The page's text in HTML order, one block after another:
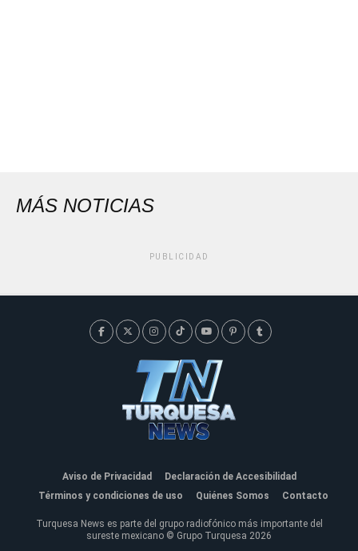
MÁS NOTICIAS
PUBLICIDAD
Aviso de Privacidad
Declaración de Accesibilidad
Términos y condiciones de uso
Quiénes Somos Contacto
Turquesa News es parte del grupo radiofónico más importante del
sureste mexicano © Grupo Turquesa 2026